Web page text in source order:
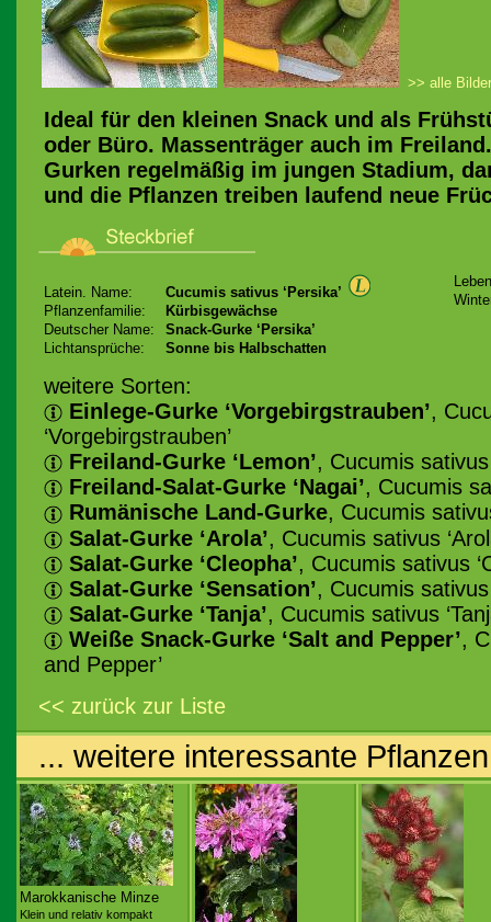
>> alle
Ideal für den kleinen Snack und als
oder Büro. Massenträger auch im
Gurken regelmäßig im jungen Stadium,
und die Pflanzen treiben laufend neue
Latein. Name:
Cucumis sativus ‘Persika’
Pflanzenfamilie:
Kürbisgewächse
Deutscher Name:
Snack-Gurke ‘Persika’
Lichtansprüche:
Sonne bis Halbschatten
weitere Sorten:
Einlege-Gurke ‘Vorgebirgstrauben’,
‘Vorgebirgstrauben’
Freiland-Gurke ‘Lemon’, Cucumis sativus
Freiland-Salat-Gurke ‘Nagai’, Cucumis
Rumänische Land-Gurke, Cucumis
Salat-Gurke ‘Arola’, Cucumis sativus
Salat-Gurke ‘Cleopha’, Cucumis sativus
Salat-Gurke ‘Sensation’, Cucumis sativus
Salat-Gurke ‘Tanja’, Cucumis sativus
Weiße Snack-Gurke ‘Salt and Pepper’,
and Pepper’
<< zurück zur Liste
... weitere interessante Pflanzen
Marokkanische Minze
Klein und relativ kompakt